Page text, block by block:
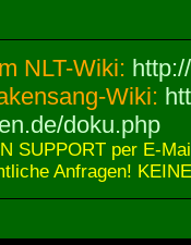
NLT-Wiki:
Wiki:
doku.php
SUPPORT per E-
Anfragen!